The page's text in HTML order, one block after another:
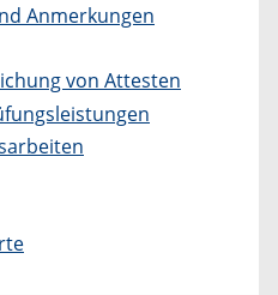
Anmerkungen
von Attesten